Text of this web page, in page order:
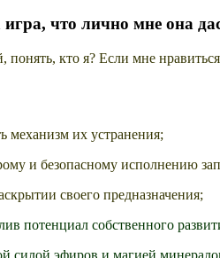
что лично мне она
кто я? Если мне
механизм их устранения;
и безопасному исполнению
своего предназначения;
потенциал собственного
эфиров и магией